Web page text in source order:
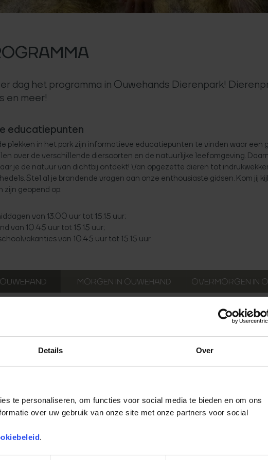
Details Over
te personaliseren, om functies voor social media te bieden en om ons
over uw gebruik van onze site met onze partners voor social
.
dag het programma in Ouwehands Dierenpark!
en meer!
educatiepunten
plekken in het park zijn informatieve educatiepunten te vinden waar een
over de verschillende diersoorten en de natuurlijke leefomgeving.
je de natuur van dichtbij ontdekt! Van opgezette dieren tot
Stel al je brandende vragen aan onze enthousiaste gidsen. Kom jij
geopend op:
van 13.00 uur tot 15.15 uur;
van 10.45 uur tot 15.15 uur;
van 10.45 uur tot 15.15 uur.
MORGEN IN OUWEHAND OVERMORGEN IN
Bill 'speelt buiten'